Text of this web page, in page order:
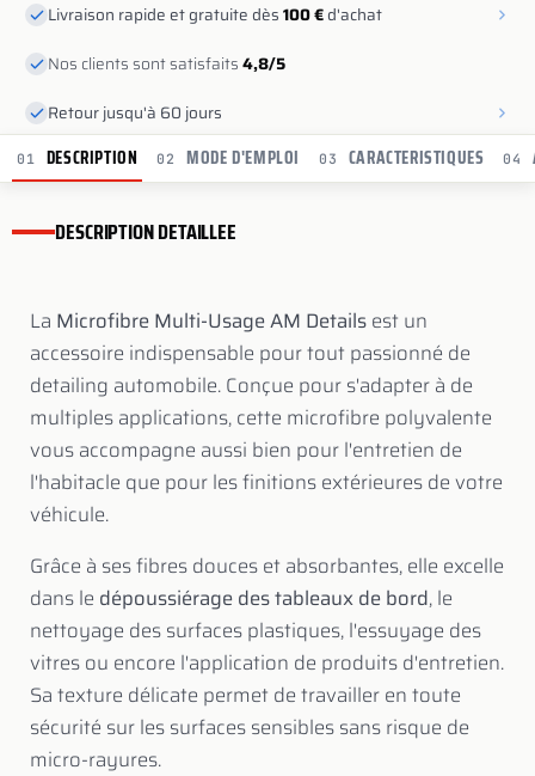
Livraison rapide et gratuite dès100 €d'achat
Nos clients sont satisfaits4,8/5
Retour jusqu'à 60 jours
01 DESCRIPTION 02 MODE D'EMPLOI 03 CARACTERISTIQUES 04
DESCRIPTION DETAILLEE
La Microfibre Multi-Usage AM Detailsest un
accessoire indispensable pour tout passionné de
detailing automobile. Conçue pour s'adapter à de
multiples applications, cette microfibre polyvalente
vous accompagne aussi bien pour l'entretien de
l'habitacle que pour les finitions extérieures de votre
véhicule.
Grâce à ses fibres douces et absorbantes, elle excelle
dans le dépoussiérage des tableaux de bord, le
nettoyage des surfaces plastiques, l'essuyage des
vitres ou encore l'application de produits d'entretien.
Sa texture délicate permet de travailler en toute
sécurité sur les surfaces sensibles sans risque de
micro-rayures.